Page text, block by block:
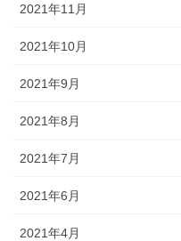
2021年11月
2021年10月
2021年9月
2021年8月
2021年7月
2021年6月
2021年4月
ブログ
お店屋さん
エッセイ漫画